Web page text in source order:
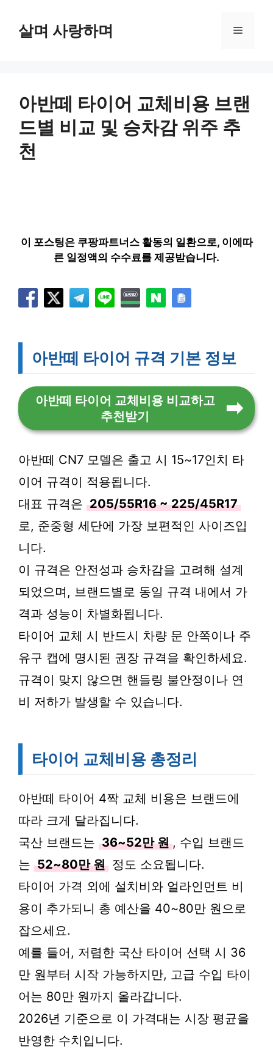
살며 사랑하며 메
아반떼 타이어 교체비용 브랜
드별 비교 및 승차감 위주 추
천
이 포스팅은 쿠팡파트너스 활동의 일환으로, 이에따
른 일정액의 수수료를 제공받습니다.
아반떼 타이어 규격 기본 정보
아반떼 타이어 교체비용 비교하고
추천받기
아반떼 CN7 모델은 출고 시 15~17인치 타
이어 규격이 적용됩니다.
대표 규격은 205/55R16 ~ 225/45R17
로, 준중형 세단에 가장 보편적인 사이즈입
니다.
이 규격은 안전성과 승차감을 고려해 설계
되었으며, 브랜드별로 동일 규격 내에서 가
격과 성능이 차별화됩니다.
타이어 교체 시 반드시 차량 문 안쪽이나 주
유구 캡에 명시된 권장 규격을 확인하세요.
규격이 맞지 않으면 핸들링 불안정이나 연
비 저하가 발생할 수 있습니다.
타이어 교체비용 총정리
아반떼 타이어 4짝 교체 비용은 브랜드에
따라 크게 달라집니다.
국산 브랜드는 36~52만 원 , 수입 브랜드
는 52~80만 원 정도 소요됩니다.
타이어 가격 외에 설치비와 얼라인먼트 비
용이 추가되니 총 예산을 40~80만 원으로
잡으세요.
예를 들어, 저렴한 국산 타이어 선택 시 36
만 원부터 시작 가능하지만, 고급 수입 타이
어는 80만 원까지 올라갑니다.
2026년 기준으로 이 가격대는 시장 평균을
반영한 수치입니다.